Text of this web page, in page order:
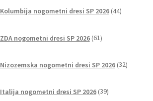
Kolumbija nogometni dresi SP 2026 44izdelkov
ZDA nogometni dresi SP 2026 61izdelkov
Nizozemska nogometni dresi SP 2026 32izdelkov
Italija nogometni dresi SP 2026 39izdelkov